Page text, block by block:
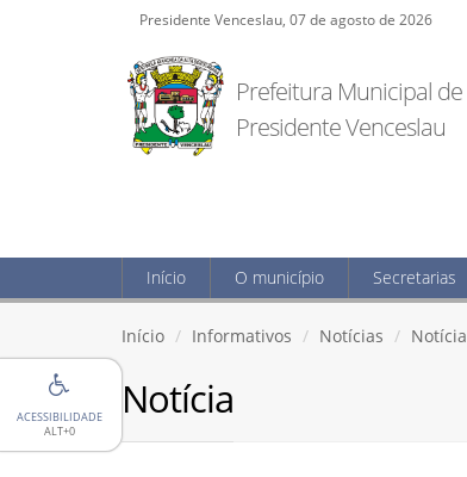
ACESSIBILIDADE
ALT+0
Presidente Venceslau, 07 de agosto de 2026
Prefeitura Municipal de
Presidente Venceslau
Início O município Secretarias
Início Informativos Notícias Notícia
Notícia